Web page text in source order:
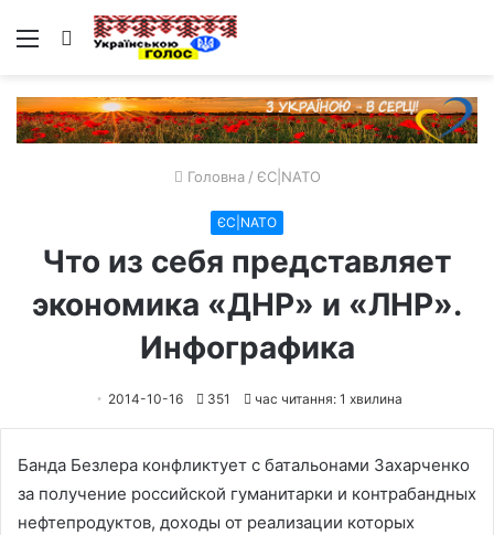
Меню Пошук
Головна / ЄС|NATO
ЄС|NATO
Что из себя представляет
экономика «ДНР» и «ЛНР».
Инфографика
2014-10-16 351 час читання: 1 хвилина
Банда Безлера конфликтует с батальонами Захарченко
за получение российской гуманитарки и контрабандных
нефтепродуктов, доходы от реализации которых